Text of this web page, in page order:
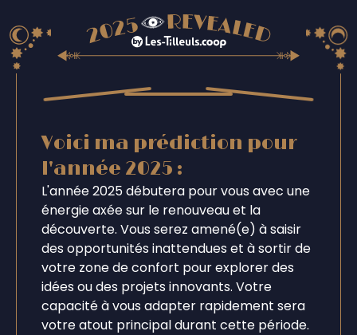
Voici ma prédiction pour
l'année 2025 :
L'année 2025 débutera pour vous avec une
énergie axée sur le renouveau et la
découverte. Vous serez amené(e) à saisir
des opportunités inattendues et à sortir de
votre zone de confort pour explorer des
idées ou des projets innovants. Votre
capacité à vous adapter rapidement sera
votre atout principal durant cette période.